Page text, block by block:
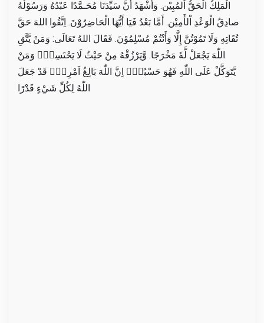
الْمَلِكُ الْحَقُّ اْلمُبِيْن. وَأَشْهَدُ أَنَّ سَيِّدَنَا مُحَـمَّدًا عَبْدُهُ وَرَسُوْلُهُ
صادِقُ الْوَعْدِ اْلأَمِيْن. أَمَّا بَعْدُ فَيَا أَيُّهَا الْحَاضِرُوْنَ. اِتَّقُوا اللهَ حَقَّ
تُقَاتِهِ وَلَا تَمُوْتُنَّ إِلَّا وَأَنْتُمْ مُسْلِمُوْنَ. فَقَالَ اللهُ تَعَالَى: وَمَنْ يَّتَّقِ
اللّٰهَ يَجْعَلْ لَّهٗ مَخْرَجًا. وَّيَرْزُقْهُ مِنْ حَيْثُ لَا يَحْتَسِبُۗ وَمَنْ
يَّتَوَكَّلْ عَلَى اللّٰهِ فَهُوَ حَسْبُهٗۗ اِنَّ اللّٰهَ بَالِغُ اَمْرِهٖۗ قَدْ جَعَلَ
اللّٰهُ لِكُلِّ شَيْءٍ قَدْرًا